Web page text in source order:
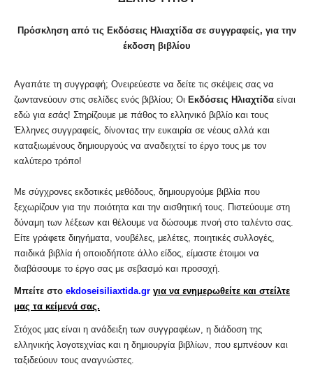
Πρόσκληση από τις Εκδόσεις Ηλιαχτίδα σε συγγραφείς, για την
έκδοση βιβλίου
Αγαπάτε τη συγγραφή; Ονειρεύεστε να δείτε τις σκέψεις σας να
ζωντανεύουν στις σελίδες ενός βιβλίου; Οι Εκδόσεις Ηλιαχτίδα είναι
εδώ για εσάς! Στηρίζουμε με πάθος το ελληνικό βιβλίο και τους
Έλληνες συγγραφείς, δίνοντας την ευκαιρία σε νέους αλλά και
καταξιωμένους δημιουργούς να αναδειχτεί το έργο τους με τον
καλύτερο τρόπο!
Με σύγχρονες εκδοτικές μεθόδους, δημιουργούμε βιβλία που
ξεχωρίζουν για την ποιότητα και την αισθητική τους. Πιστεύουμε στη
δύναμη των λέξεων και θέλουμε να δώσουμε πνοή στο ταλέντο σας.
Είτε γράφετε διηγήματα, νουβέλες, μελέτες, ποιητικές συλλογές,
παιδικά βιβλία ή οποιοδήποτε άλλο είδος, είμαστε έτοιμοι να
διαβάσουμε το έργο σας με σεβασμό και προσοχή.
Μπείτε στο ekdoseisiliaxtida.gr για να ενημερωθείτε και στείλτε
μας τα κείμενά σας.
Στόχος μας είναι η ανάδειξη των συγγραφέων, η διάδοση της
ελληνικής λογοτεχνίας και η δημιουργία βιβλίων, που εμπνέουν και
ταξιδεύουν τους αναγνώστες.